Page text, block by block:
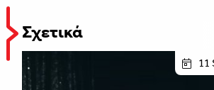
Σχετικά
11